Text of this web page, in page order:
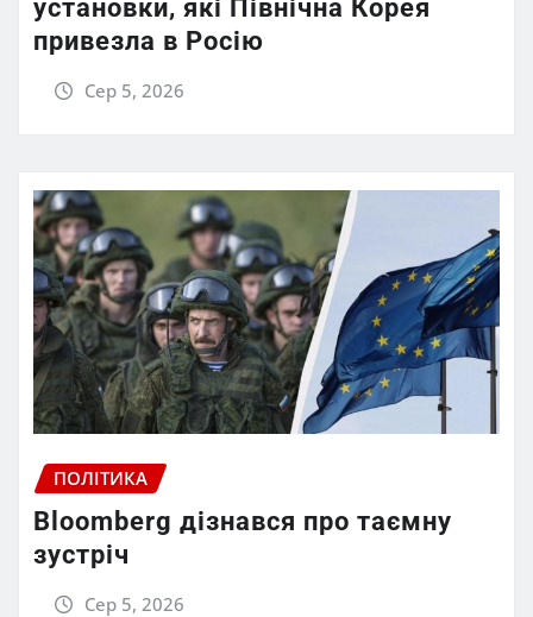
установки, які Північна Корея
привезла в Росію
Сер 5, 2026
ПОЛІТИКА
Bloomberg дізнався про таємну
зустріч
Сер 5, 2026